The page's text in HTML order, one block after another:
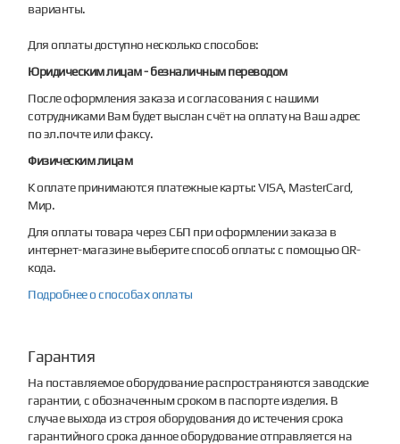
варианты.
Для оплаты доступно несколько способов:
Юридическим лицам - безналичным переводом
После оформления заказа и согласования с нашими
сотрудниками Вам будет выслан счёт на оплату на Ваш адрес
по эл.почте или факсу.
Физическим лицам
К оплате принимаются платежные карты: VISA, MasterCard,
Мир.
Для оплаты товара через СБП при оформлении заказа в
интернет-магазине выберите способ оплаты: с помощью QR-
кода.
Подробнее о способах оплаты
Гарантия
На поставляемое оборудование распространяются заводские
гарантии, с обозначенным сроком в паспорте изделия. В
случае выхода из строя оборудования до истечения срока
гарантийного срока данное оборудование отправляется на